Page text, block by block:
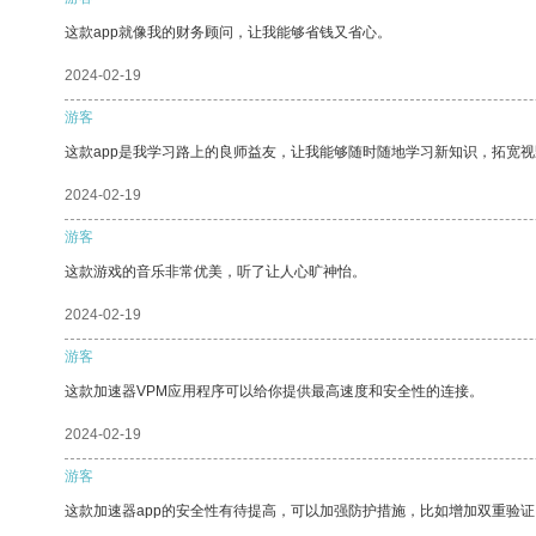
这款app就像我的财务顾问，让我能够省钱又省心。
2024-02-19
游客
这款app是我学习路上的良师益友，让我能够随时随地学习新知识，拓宽
2024-02-19
游客
这款游戏的音乐非常优美，听了让人心旷神怡。
2024-02-19
游客
这款加速器VPM应用程序可以给你提供最高速度和安全性的连接。
2024-02-19
游客
这款加速器app的安全性有待提高，可以加强防护措施，比如增加双重验